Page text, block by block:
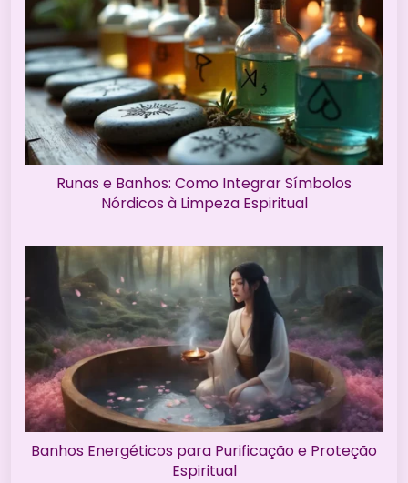
Runas e Banhos: Como Integrar Símbolos
Nórdicos à Limpeza Espiritual
Banhos Energéticos para Purificação e Proteção
Espiritual